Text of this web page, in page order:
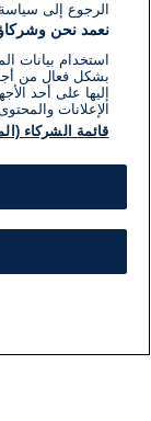
الرجوع إلى
نعمد نحن
استخدام بيانات
بشكل فعال من
إليها على أحد
الإعلانات
قائمة الشركاء